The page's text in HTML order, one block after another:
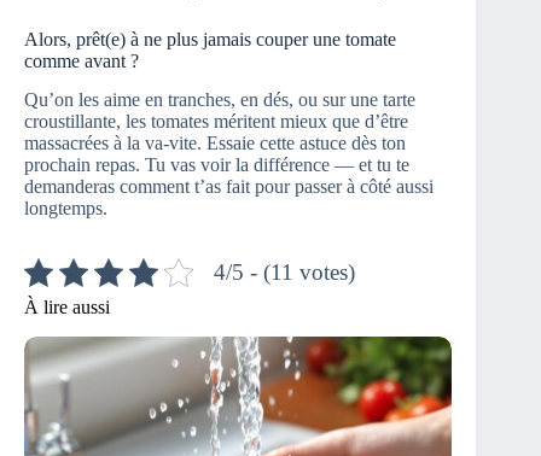
Alors, prêt(e) à ne plus jamais couper une tomate
comme avant ?
Qu’on les aime en tranches, en dés, ou sur une tarte
croustillante, les tomates méritent mieux que d’être
massacrées à la va-vite. Essaie cette astuce dès ton
prochain repas. Tu vas voir la différence — et tu te
demanderas comment t’as fait pour passer à côté aussi
longtemps.
4/5 - (11 votes)
À lire aussi